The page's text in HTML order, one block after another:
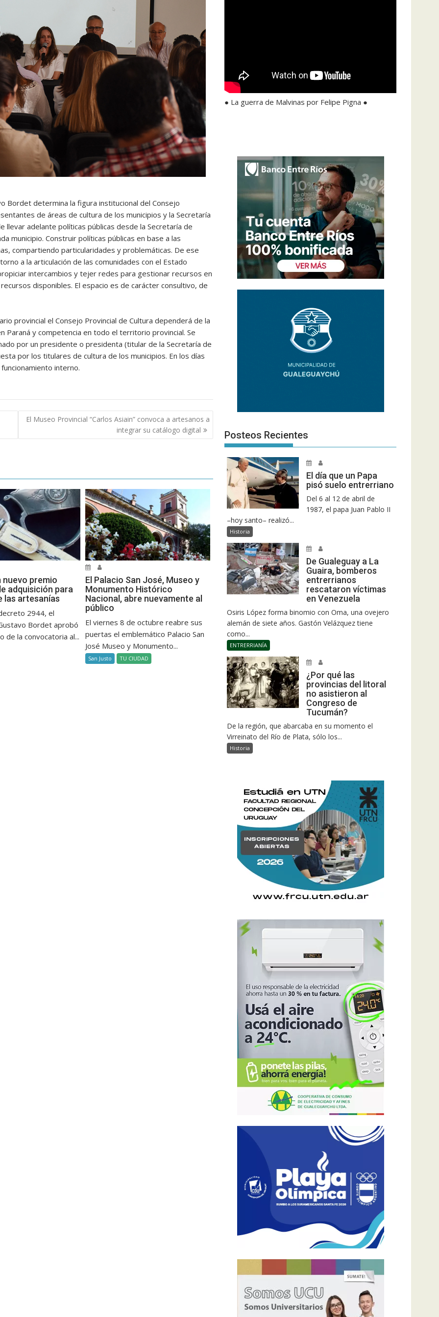
Bordet determina la figura institucional del Consejo
de áreas de cultura de los municipios y la Secretaría
llevar adelante políticas públicas desde la Secretaría de
municipio. Construir políticas públicas en base a las
compartiendo particularidades y problemáticas. De ese
a la articulación de las comunidades con el Estado
intercambios y tejer redes para gestionar recursos en
disponibles. El espacio es de carácter consultivo, de
provincial el Consejo Provincial de Cultura dependerá de la
Paraná y competencia en todo el territorio provincial. Se
por un presidente o presidenta (titular de la Secretaría de
por los titulares de cultura de los municipios. En los días
interno.
El Museo Provincial “Carlos Asiain” convoca a artesanos a
integrar su catálogo digital
nuevo premio
adquisición para
las artesanías
2944, el
Bordet aprobó
de la convocatoria al...
El Palacio San José, Museo y
Monumento Histórico
Nacional, abre nuevamente al
público
El viernes 8 de octubre reabre sus
puertas el emblemático Palacio San
José Museo y Monumento...
San Justo TU CIUDAD
● La guerra de Malvinas por Felipe Pigna ●
Posteos Recientes
El día que un Papa
pisó suelo entrerriano
Del 6 al 12 de abril de
1987, el papa Juan Pablo II
–hoy santo– realizó...
Historia
De Gualeguay a La
Guaira, bomberos
entrerrianos
rescataron víctimas
en Venezuela
Osiris López forma binomio con Oma, una ovejero
alemán de siete años. Gastón Velázquez tiene
como...
ENTRERRIANÍA
¿Por qué las
provincias del litoral
no asistieron al
Congreso de
Tucumán?
De la región, que abarcaba en su momento el
Virreinato del Río de Plata, sólo los...
Historia